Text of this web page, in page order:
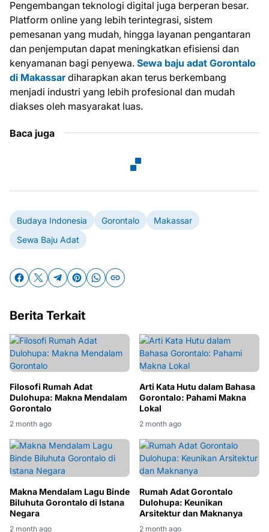
Pengembangan teknologi digital juga berperan besar.
Platform online yang lebih terintegrasi, sistem
pemesanan yang mudah, hingga layanan pengantaran
dan penjemputan dapat meningkatkan efisiensi dan
kenyamanan bagi penyewa. Sewa baju adat Gorontalo
di Makassardiharapkan akan terus berkembang
menjadi industri yang lebih profesional dan mudah
diakses oleh masyarakat luas.
Baca juga
Budaya Indonesia Gorontalo
Makassar
Sewa Baju Adat
Berita Terkait
Filosofi Rumah Adat
Dulohupa: Makna Mendalam
Gorontalo
2 month ago
Arti Kata Hutu dalam Bahasa
Gorontalo: Pahami Makna
Lokal
2 month ago
Makna Mendalam Lagu Binde
Biluhuta Gorontalo di Istana
Negara
2 month ago
Rumah Adat Gorontalo
Dulohupa: Keunikan
Arsitektur dan Maknanya
2 month ago